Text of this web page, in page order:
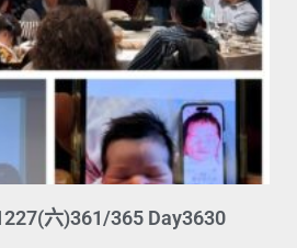
六)361/365 Day3630